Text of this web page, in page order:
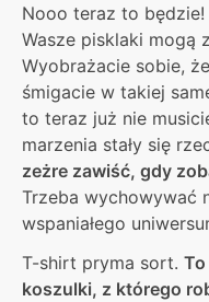
Nooo teraz to
Wasze pisklaki mogą
Wyobrażacie sobie,
śmigacie w takiej
to teraz już nie
marzenia stały się
zeżre zawiść, gdy
Trzeba wychowywać
wspaniałego
T-shirt pryma sort.
koszulki, z którego